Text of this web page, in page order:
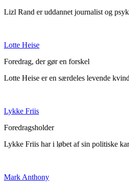
Lizl Rand er uddannet journalist og
Lotte Heise
Foredrag, der gør en forskel
Lotte Heise er en særdeles levende
Lykke Friis
Foredragsholder
Lykke Friis har i løbet af sin politiske
Mark Anthony